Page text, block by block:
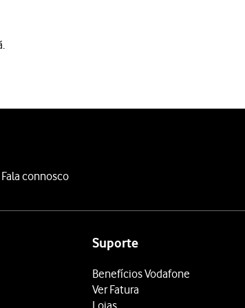
Fala connosco
Suporte
Benefícios Vodafone
Ver Fatura
Lojas